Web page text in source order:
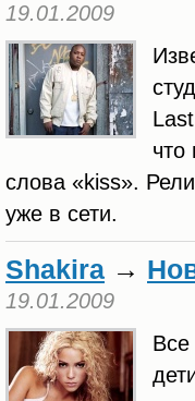
19.01.2009
что
слова «kiss».
уже в сети.
Shakira →
19.01.2009
Все